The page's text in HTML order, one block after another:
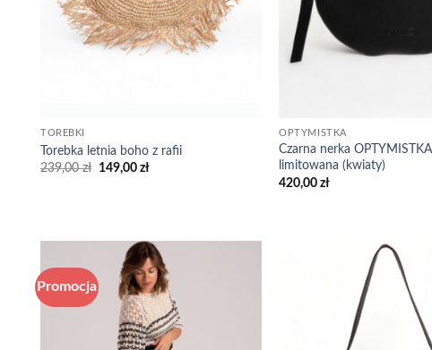
TOREBKI
Torebka letnia boho z rafii
239,00zł Pierwotna
149,00złAktualna
OPTYMISTKA
Czarna nerka
limitowana (kwiaty)
420,00zł
Promocja